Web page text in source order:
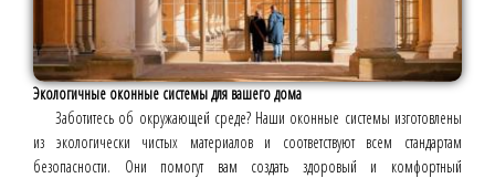
Экологичные оконные системы для вашего дома
Заботитесь об окружающей среде? Наши оконные системы изготовлены
из экологически чистых материалов и соответствуют всем стандартам
безопасности. Они помогут вам создать здоровый и комфортный